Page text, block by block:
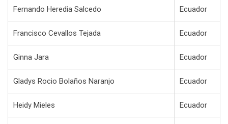
Fernando Heredia Salcedo Ecuador
Francisco Cevallos Tejada Ecuador
Ginna Jara Ecuador
Gladys Rocio Bolaños Naranjo Ecuador
Heidy Mieles Ecuador